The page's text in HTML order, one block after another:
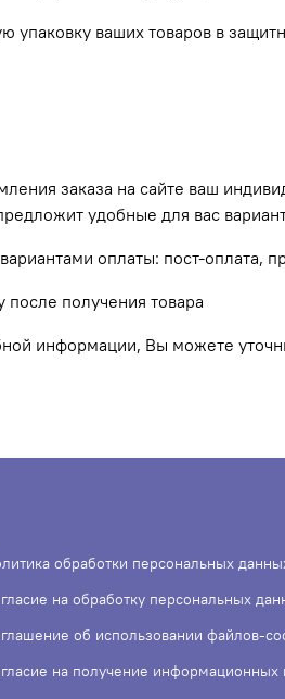
упаковку ваших товаров в
заказа на сайте ваш
удобные для вас
оплаты: пост-оплата,
получения товара
информации, Вы можете
обработки персональных
на обработку персональных
об использовании файлов-
на получение